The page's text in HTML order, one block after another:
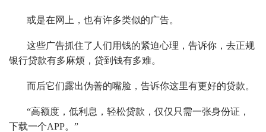
或是在网上，也有许多类似的广告。
这些广告抓住了人们用钱的紧迫心理，告诉你，去正规
银行贷款有多麻烦，贷到钱有多难。
而后它们露出伪善的嘴脸，告诉你这里有更好的贷款。
“高额度，低利息，轻松贷款，仅仅只需一张身份证，
下载一个APP。”